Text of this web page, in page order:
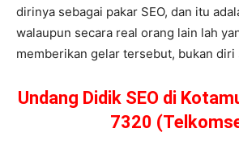
dirinya sebagai pakar SEO, dan itu
walaupun secara real orang lain lah
memberikan gelar tersebut, bukan diri
Undang Didik SEO di
7320